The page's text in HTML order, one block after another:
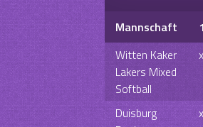
Mannschaft 1
Witten Kaker
Lakers Mixed
Softball
x
Duisburg
x